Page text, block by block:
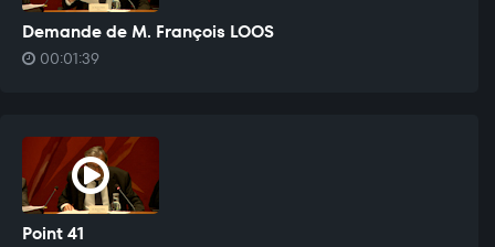
Demande de M. François LOOS
00:01:39
Point 41